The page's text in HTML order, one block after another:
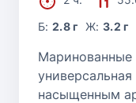
Б:2.8 г Ж: 3.2 г
универсальная
насыщенным